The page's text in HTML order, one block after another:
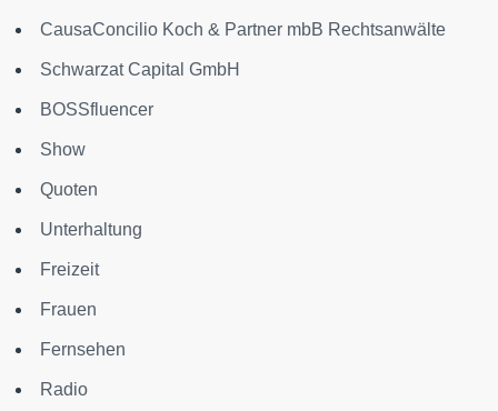
CausaConcilio Koch & Partner mbB Rechtsanwälte
Schwarzat Capital GmbH
BOSSfluencer
Show
Quoten
Unterhaltung
Freizeit
Frauen
Fernsehen
Radio